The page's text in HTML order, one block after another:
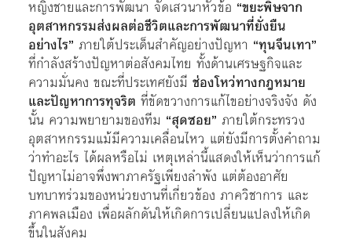
หญิงชายและการพัฒนา จัดเสวนาหัวข้อ “ขยะพิษจาก
อุตสาหกรรมส่งผลต่อชีวิตและการพัฒนาที่ยั่งยืน
อย่างไร” ภายใต้ประเด็นสำคัญอย่างปัญหา “ทุนจีนเทา”
ที่กำลังสร้างปัญหาต่อสังคมไทย ทั้งด้านเศรษฐกิจและ
ความมั่นคง ขณะที่ประเทศยังมี ช่องโหว่ทางกฎหมาย
และปัญหาการทุจริต ที่ขัดขวางการแก้ไขอย่างจริงจัง ดัง
นั้น ความพยายามของทีม “สุดซอย” ภายใต้กระทรวง
อุตสาหกรรมแม้มีความเคลื่อนไหว แต่ยังมีการตั้งคำถาม
ว่าทำอะไร ได้ผลหรือไม่ เหตุเหล่านี้แสดงให้เห็นว่าการแก้
ปัญหาไม่อาจพึ่งพาภาครัฐเพียงลำพัง แต่ต้องอาศัย
บทบาทร่วมของหน่วยงานที่เกี่ยวข้อง ภาควิชาการ และ
ภาคพลเมือง เพื่อผลักดันให้เกิดการเปลี่ยนแปลงให้เกิด
ขึ้นในสังคม